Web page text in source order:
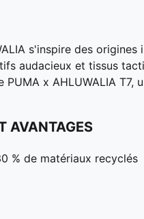
s'inspire des
audacieux et tissus
x AHLUWALIA
AVANTAGES
% de matériaux recyclés